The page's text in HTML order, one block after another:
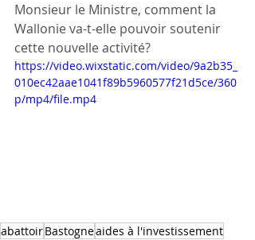
Monsieur le Ministre, comment la
Wallonie va-t-elle pouvoir soutenir
cette nouvelle activité?
https://video.wixstatic.com/video/9a2b35_
010ec42aae1041f89b5960577f21d5ce/360
p/mp4/file.mp4
abattoirBastogneaides à l'investissement